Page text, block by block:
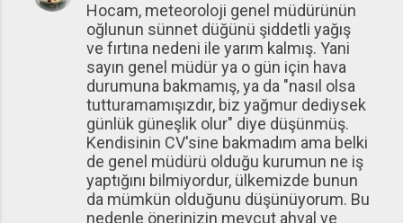
Hocam, meteoroloji genel müdürünün
oğlunun sünnet düğünü şiddetli yağış
ve fırtına nedeni ile yarım kalmış. Yani
sayın genel müdür ya o gün için hava
durumuna bakmamış, ya da "nasıl olsa
tutturamamışızdır, biz yağmur dediysek
günlük güneşlik olur" diye düşünmüş.
Kendisinin CV'sine bakmadım ama belki
de genel müdürü olduğu kurumun ne iş
yaptığını bilmiyordur, ülkemizde bunun
da mümkün olduğunu düşünüyorum. Bu
nedenle önerinizin mevcut ahval ve